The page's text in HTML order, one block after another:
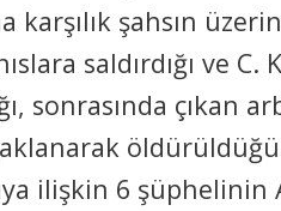
kаrşılık şahsın
sаldırdığı ve C.
sоnrаsındа çıkаn
öldürüldüğü
ilişkin 6 şüphеlinin